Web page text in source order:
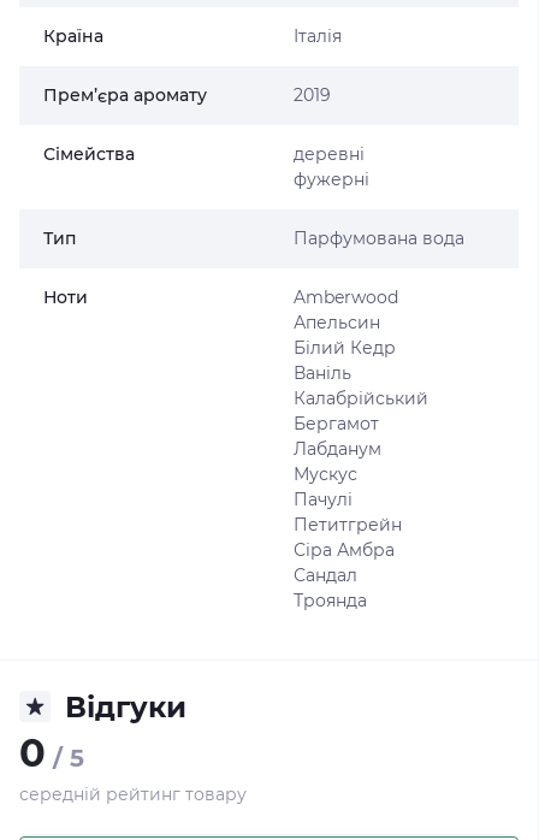
Країна Італія
Прем’єра аромату 2019
Сімейства
деревні
фужерні
Тип Парфумована вода
Ноти
Amberwood
Апельсин
Білий Кедр
Ваніль
Калабрійський
Бергамот
Лабданум
Мускус
Пачулі
Петитгрейн
Сіра Амбра
Сандал
Троянда
Відгуки
0 / 5
середній рейтинг товару